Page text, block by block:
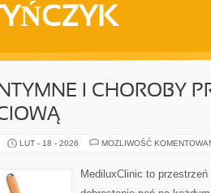
I CHOROBY
LUT - 18 - 2026 MOŻLIWOŚĆ
MediluxClinic to